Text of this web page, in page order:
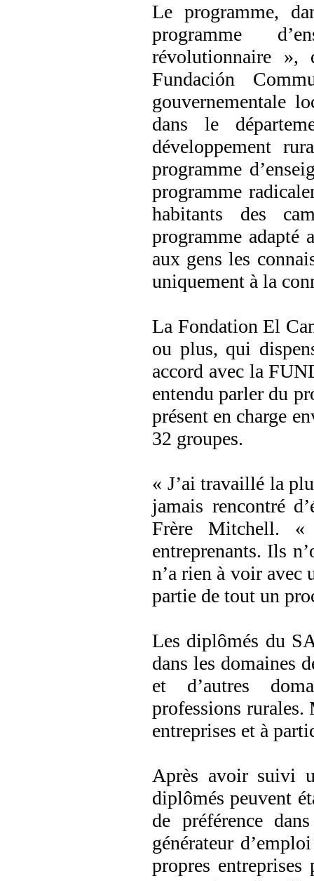
Le programme,
programme
révolutionnaire
Fundación
gouvernementale
dans le
développement
programme
programme
habitants des
programme
aux gens les
uniquement à la
La Fondation El
ou plus, qui
accord avec la
entendu parler du
présent en charge
32 groupes.
« J’ai travaillé la
jamais rencontré
Frère Mitchell.
entreprenants. Ils
n’a rien à voir avec
partie de tout un
Les diplômés du
dans les domaines
et d’autres
professions rurales.
entreprises et à
Après avoir suivi
diplômés peuvent
de préférence
générateur
propres